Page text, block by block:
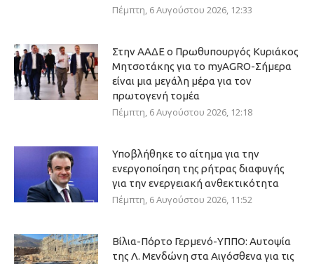
Πέμπτη, 6 Αυγούστου 2026, 12:33
Στην ΑΑΔΕ ο Πρωθυπουργός Κυριάκος
Μητσοτάκης για το myAGRO-Σήμερα
είναι μια μεγάλη μέρα για τον
πρωτογενή τομέα
Πέμπτη, 6 Αυγούστου 2026, 12:18
Υποβλήθηκε το αίτημα για την
ενεργοποίηση της ρήτρας διαφυγής
για την ενεργειακή ανθεκτικότητα
Πέμπτη, 6 Αυγούστου 2026, 11:52
Βίλια-Πόρτο Γερμενό-ΥΠΠΟ: Αυτοψία
της Λ. Μενδώνη στα Αιγόσθενα για τις